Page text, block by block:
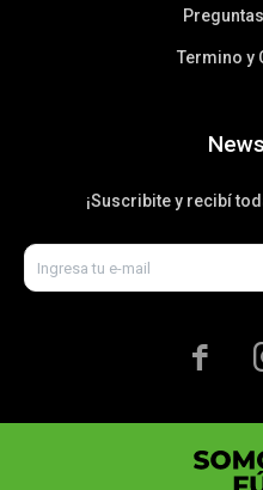
Termino y
¡Suscribite y recibí
